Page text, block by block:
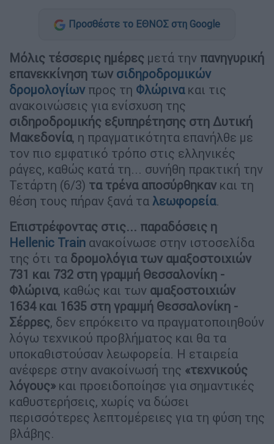
Προσθέστε το ΕΘΝΟΣ στη Google
Μόλις τέσσερις ημέρες μετά την πανηγυρική
επανεκκίνηση των σιδηροδρομικών
δρομολογίωνπρος τη Φλώρινακαι τις
ανακοινώσεις για ενίσχυση της
σιδηροδρομικής εξυπηρέτησης στη Δυτική
Μακεδονία, η πραγματικότητα επανήλθε με
τον πιο εμφατικό τρόπο στις ελληνικές
ράγες, καθώς κατά τη... συνήθη πρακτική την
Τετάρτη (6/3) τα τρένα αποσύρθηκαν και τη
θέση τους πήραν ξανά τα λεωφορεία.
Επιστρέφοντας στις... παραδόσεις η
Hellenic Train ανακοίνωσε στην ιστοσελίδα
της ότι τα δρομολόγια των αμαξοστοιχιών
731 και 732 στη γραμμή Θεσσαλονίκη -
Φλώρινα, καθώς και των αμαξοστοιχιών
1634 και 1635 στη γραμμή Θεσσαλονίκη -
Σέρρες, δεν επρόκειτο να πραγματοποιηθούν
λόγω τεχνικού προβλήματος και θα τα
υποκαθιστούσαν λεωφορεία. Η εταιρεία
ανέφερε στην ανακοίνωσή της «τεχνικούς
λόγους» και προειδοποίησε για σημαντικές
καθυστερήσεις, χωρίς να δώσει
περισσότερες λεπτομέρειες για τη φύση της
βλάβης.